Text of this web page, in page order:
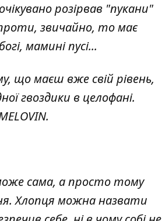
розірвав "пукани"
звичайно, то має
мамині пусі...
що маєш вже свій рівень,
гвоздики в целофані.
сама, а просто тому
Хлопця можна назвати